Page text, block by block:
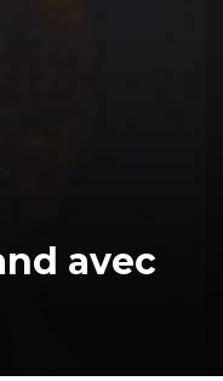
avec